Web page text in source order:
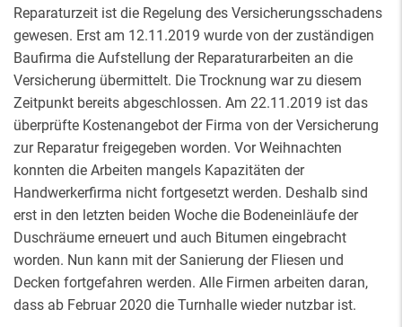
Reparaturzeit ist die Regelung des Versicherungsschadens
gewesen. Erst am 12.11.2019 wurde von der zuständigen
Baufirma die Aufstellung der Reparaturarbeiten an die
Versicherung übermittelt. Die Trocknung war zu diesem
Zeitpunkt bereits abgeschlossen. Am 22.11.2019 ist das
überprüfte Kostenangebot der Firma von der Versicherung
zur Reparatur freigegeben worden. Vor Weihnachten
konnten die Arbeiten mangels Kapazitäten der
Handwerkerfirma nicht fortgesetzt werden. Deshalb sind
erst in den letzten beiden Woche die Bodeneinläufe der
Duschräume erneuert und auch Bitumen eingebracht
worden. Nun kann mit der Sanierung der Fliesen und
Decken fortgefahren werden. Alle Firmen arbeiten daran,
dass ab Februar 2020 die Turnhalle wieder nutzbar ist.